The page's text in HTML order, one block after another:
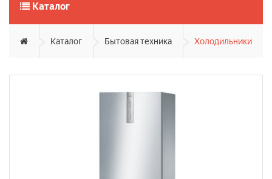
Каталог
Каталог Бытовая техника Холодильники